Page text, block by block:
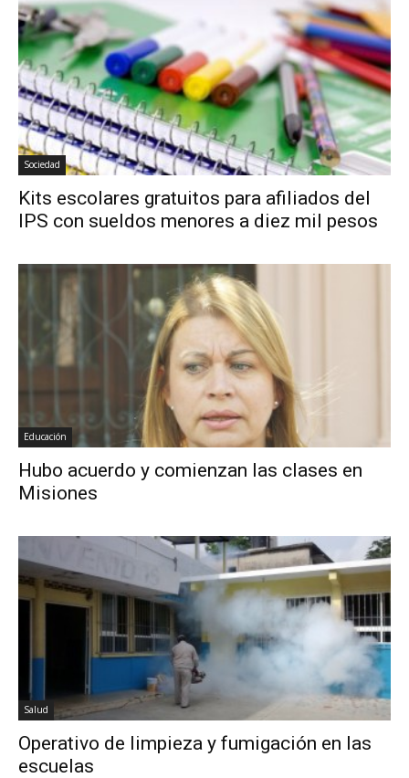
Sociedad
Kits escolares gratuitos para afiliados del
IPS con sueldos menores a diez mil pesos
Educación
Hubo acuerdo y comienzan las clases en
Misiones
Salud
Operativo de limpieza y fumigación en las
escuelas